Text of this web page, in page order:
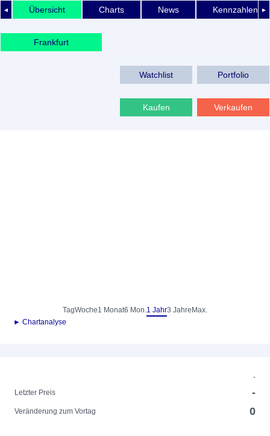
◄ ►
Übersicht Charts News Kennzahlen
Frankfurt
Watchlist Portfolio
Kaufen Verkaufen
TagWoche1 Monat6 Mon.1 Jahr3 Jahre Max.
► Chartanalyse
-
Letzter Preis
-
Veränderung zum Vortag 0